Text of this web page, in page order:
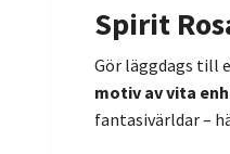
Spirit
Gör läggdags till
motiv av vita
fantasivärldar –